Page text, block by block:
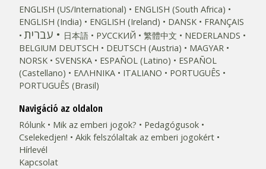
ENGLISH (US/International)
ENGLISH (South Africa)
ENGLISH (India)
ENGLISH (Ireland) DANSK FRANÇAIS
עברית 日本語 РУССКИЙ 繁體中文
NEDERLANDS
BELGIUM DEUTSCH DEUTSCH (Austria)
MAGYAR
NORSK
SVENSKA ESPAÑOL (Latino)
ESPAÑOL
(Castellano)
ΕΛΛΗΝΙΚA ITALIANO
PORTUGUÊS
PORTUGUÊS (Brasil)‎
Navigáció az oldalon
Rólunk
Mik az emberi jogok?
Pedagógusok
Cselekedjen!
Akik felszólaltak az emberi jogokért
Hírlevél
Kapcsolat